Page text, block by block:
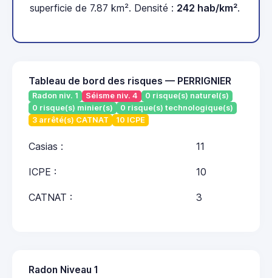
superficie de 7.87 km². Densité : 242 hab/km².
Tableau de bord des risques — PERRIGNIER
Radon niv. 1 Séisme niv. 4
0 risque(s) naturel(s)
0 risque(s) minier(s)
0 risque(s) technologique(s)
3 arrêté(s) CATNAT
10 ICPE
Casias : 11
ICPE : 10
CATNAT : 3
Radon Niveau 1